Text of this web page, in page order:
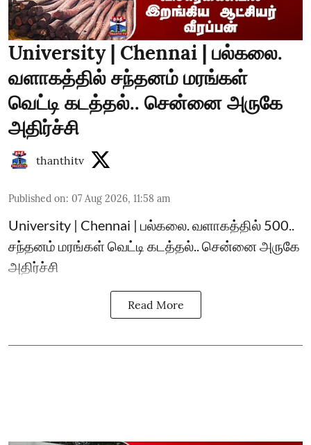
University | Chennai | பல்கலை.
வளாகத்தில் சந்தனம் மரங்கள்
வெட்டி கடத்தல்.. சென்னை அருகே
அதிர்ச்சி
thanthitv
Published on: 07 Aug 2026, 11:58 am
University | Chennai | பல்கலை. வளாகத்தில் 500..
சந்தனம் மரங்கள் வெட்டி கடத்தல்.. சென்னை அருகே
அதிர்ச்சி
Read More